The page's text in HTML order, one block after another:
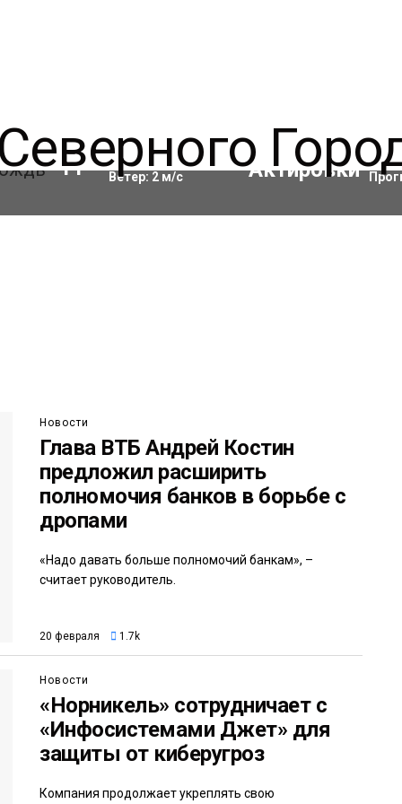
11°C Влажность:93%
Ветер: 2м/с
Новости
Глава ВТБ Андрей Костин
предложил расширить
полномочия банков в борьбе с
дропами
«Надо давать больше полномочий банкам», –
считает руководитель.
20 февраля 1.7k
Новости
«Норникель» сотрудничает с
«Инфосистемами Джет» для
защиты от киберугроз
Компания продолжает укреплять свою